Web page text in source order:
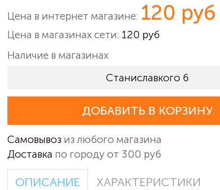
Цена в интернет магазине: 120 руб
Цена в магазинах сети: 120 руб
Наличие в магазинах
Станиславкого 6
ДОБАВИТЬ В КОРЗИНУ
Самовывоз из любого магазина
Доставка по городу от 300 руб
ОПИСАНИЕ ХАРАКТЕРИСТИКИ